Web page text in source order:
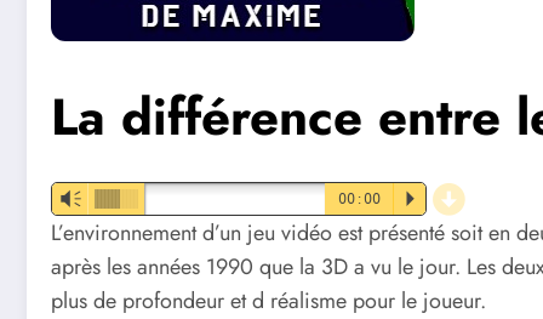
La différence entre
Vm 00:00 P d
L’environnement d’un jeu vidéo est présenté soit en
après les années 1990 que la 3D a vu le jour. Les
plus de profondeur et d réalisme pour le joueur.